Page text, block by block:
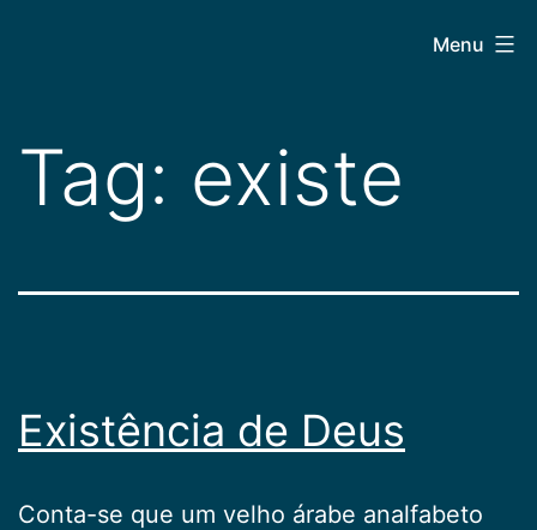
conteúdo
Menu
Tag: existe
Existência de Deus
Conta-se que um velho árabe analfabeto